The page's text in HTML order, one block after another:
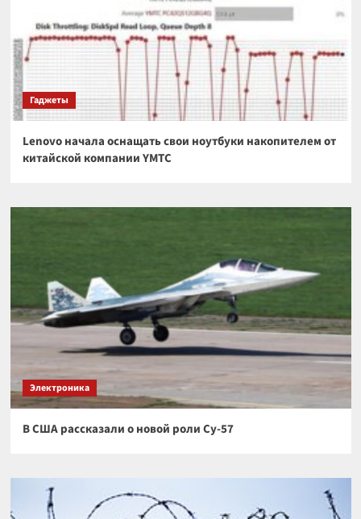
Гаджеты
Lenovo начала оснащать свои ноутбуки накопителем от
китайской компании YMTC
Электроника
В США рассказали о новой роли Су-57